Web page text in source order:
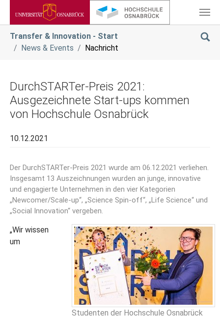
Transfer & Innovation - Start
News & Events
Nachricht
DurchSTARTer-Preis 2021:
Ausgezeichnete Start-ups kommen
von Hochschule Osnabrück
10.12.2021
Der DurchSTARTer-Preis 2021 wurde am 06.12.2021 verliehen.
Insgesamt 13 Auszeichnungen wurden an junge, innovative
und engagierte Unternehmen in den vier Kategorien
„Newcomer/Scale-up“, „Science Spin-off“, „Life Science“ und
„Social Innovation“ vergeben.
Studenten der Hochschule Osnabrück
„Wir wissen
um